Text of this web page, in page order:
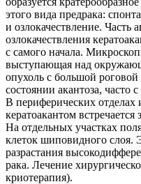
этого вида предрака:
и озлокачествление. Часть
озлокачествления
с самого начала.
выступающая над
опухоль с большой
состоянии акантоза, часто
В периферических отделах
кератоакантом
На отдельных участках
клеток шиповидного слоя.
разрастания
рака. Лечение
криотерапия).